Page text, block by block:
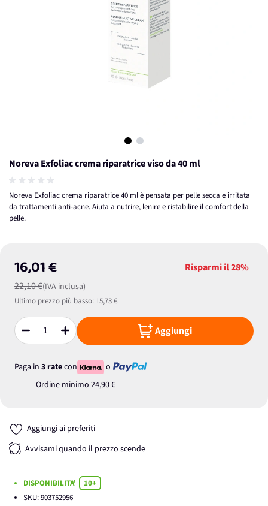
View larger image
View larger image
Noreva Exfoliac crema riparatrice viso da 40 ml
Noreva Exfoliac crema riparatrice 40 ml è pensata per pelle secca e irritata
da trattamenti anti-acne. Aiuta a nutrire, lenire e ristabilire il comfort della
pelle.
16,01 €
22,10 €(IVA inclusa)
Risparmi il28%
Ultimo prezzo più basso: 15,73 €
Quantità Aggiungi
Paga in 3 ratecon
o
Ordine minimo 24,90 €
Aggiungi ai preferiti
Avvisami quando il prezzo scende
DISPONIBILITA'
10+
SKU:903752956